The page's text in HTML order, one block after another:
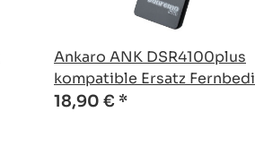
Ankaro ANK DSR4100plus
kompatible Ersatz
18,90 € *